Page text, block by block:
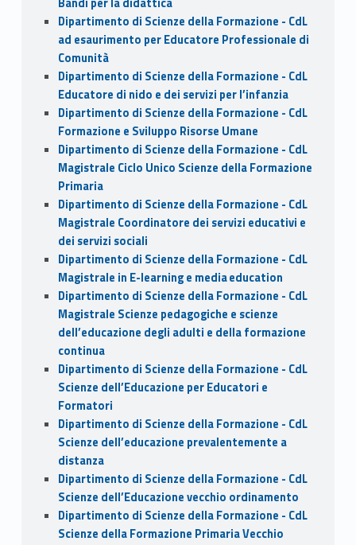
Dipartimento di Scienze della Formazione - CdL
ad esaurimento per Educatore Professionale di
Comunità
Dipartimento di Scienze della Formazione - CdL
Educatore di nido e dei servizi per l’infanzia
Dipartimento di Scienze della Formazione - CdL
Formazione e Sviluppo Risorse Umane
Dipartimento di Scienze della Formazione - CdL
Magistrale Ciclo Unico Scienze della Formazione
Primaria
Dipartimento di Scienze della Formazione - CdL
Magistrale Coordinatore dei servizi educativi e
dei servizi sociali
Dipartimento di Scienze della Formazione - CdL
Magistrale in E-learning e media education
Dipartimento di Scienze della Formazione - CdL
Magistrale Scienze pedagogiche e scienze
dell’educazione degli adulti e della formazione
continua
Dipartimento di Scienze della Formazione - CdL
Scienze dell’Educazione per Educatori e
Formatori
Dipartimento di Scienze della Formazione - CdL
Scienze dell’educazione prevalentemente a
distanza
Dipartimento di Scienze della Formazione - CdL
Scienze dell’Educazione vecchio ordinamento
Dipartimento di Scienze della Formazione - CdL
Scienze della Formazione Primaria Vecchio